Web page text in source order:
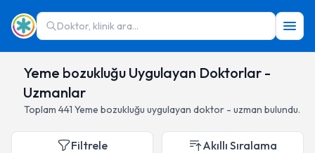
Doktor, klinik ara...
Yeme bozukluğu Uygulayan Doktorlar -
Uzmanlar
Toplam 441 Yeme bozukluğu uygulayan doktor - uzman bulundu.
Filtrele Akıllı Sıralama